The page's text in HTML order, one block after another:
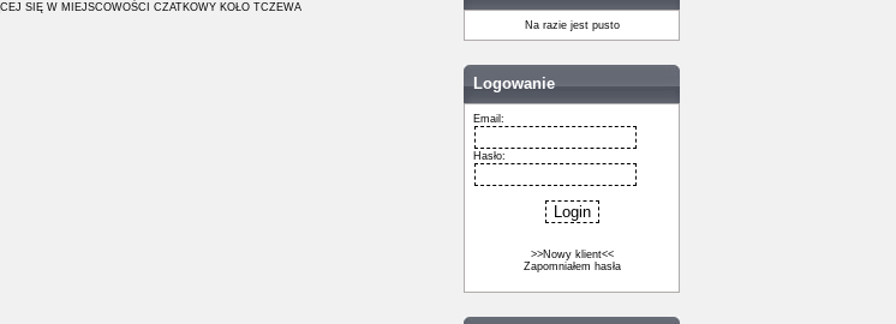
SIĘ W MIEJSCOWOŚCI CZATKOWY KOŁO TCZEWA
Na razie jest pusto
Logowanie
Email:
Hasło:
>>Nowy klient<<
Zapomniałem hasła